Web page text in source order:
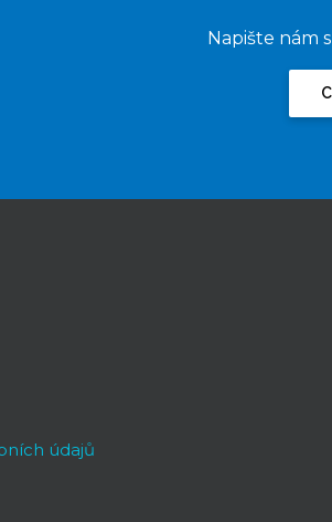
Napište nám
údajů